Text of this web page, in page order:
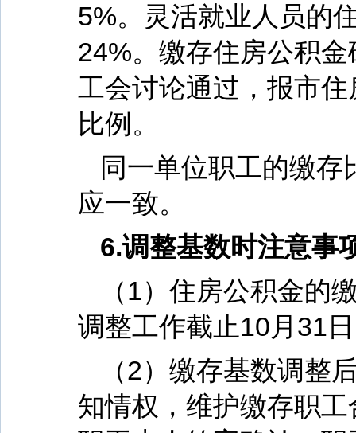
5%。灵活就业人员的
24%。缴存住房公积
工会讨论通过，报市
比例。
同一单位职工的缴
应一致。
6.调整基数时注意事
（1）住房公积金的
调整工作截止10月31
（2）缴存基数调整
知情权，维护缴存职